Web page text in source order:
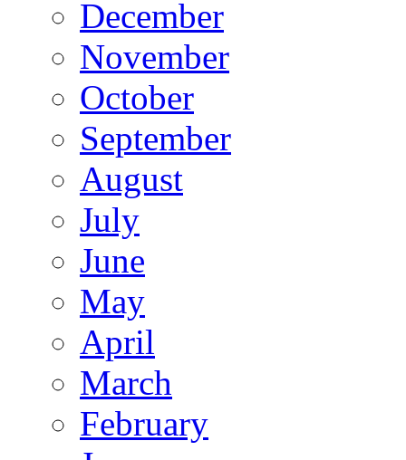
December
November
October
September
August
July
June
May
April
March
February